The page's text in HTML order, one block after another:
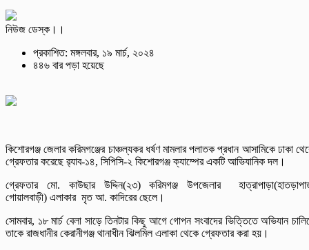
নিউজ ডেস্ক।।
প্রকাশিত: মঙ্গলবার, ১৯ মার্চ, ২০২৪
৪৪৬ বার পড়া হয়েছে
কিশোরগঞ্জ জেলার করিমগঞ্জের চাঞ্চল্যকর ধর্ষণ মামলার পলাতক প্রধান আসামিকে ঢাকা
গ্রেফতার করেছে র‌্যাব-১৪, সিপিসি-২ কিশোরগঞ্জ ক্যাম্পের একটি আভিযানিক দল।
গ্রেফতার মো. কাউছার উদ্দিন(২৩) করিমগঞ্জ উপজেলার
গোয়ালবাড়ী) এলাকার মৃত আ. কাদিরের ছেলে।
সোমবার, ১৮ মার্চ বেলা সাড়ে তিনটার কিছু আগে গোপন সংবাদের ভিত্তিতে অভিযান
তাকে রাজধানীর কেরানীগঞ্জ থানাধীন ঝিলমিল এলাকা থেকে গ্রেফতার করা হয়।